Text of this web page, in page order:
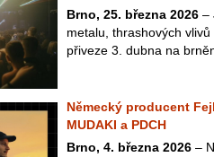
Brno, 25. března 2026 –
metalu, thrashových
přiveze 3. dubna na
Německý producent
MUDAKI a PDCH
Brno, 4. března 2026 –